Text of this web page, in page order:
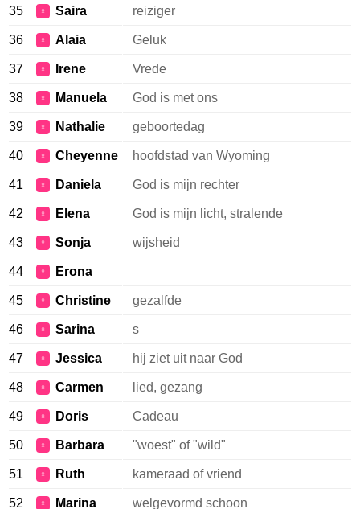
35 ♀ Saira reiziger
36 ♀ Alaia Geluk
37 ♀ Irene Vrede
38 ♀ Manuela God is met ons
39 ♀ Nathalie geboortedag
40 ♀ Cheyenne hoofdstad van Wyoming
41 ♀ Daniela God is mijn rechter
42 ♀ Elena God is mijn licht, stralende
43 ♀ Sonja wijsheid
44 ♀ Erona
45 ♀ Christine gezalfde
46 ♀ Sarina s
47 ♀ Jessica hij ziet uit naar God
48 ♀ Carmen lied, gezang
49 ♀ Doris Cadeau
50 ♀ Barbara "woest" of "wild"
51 ♀ Ruth kameraad of vriend
52 ♀ Marina welgevormd schoon